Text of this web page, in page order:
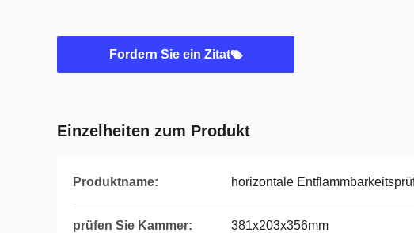
Fordern Sie ein Zitat
Einzelheiten zum Produkt
Produktname: horizontale
prüfen Sie Kammer: 381x203x356mm